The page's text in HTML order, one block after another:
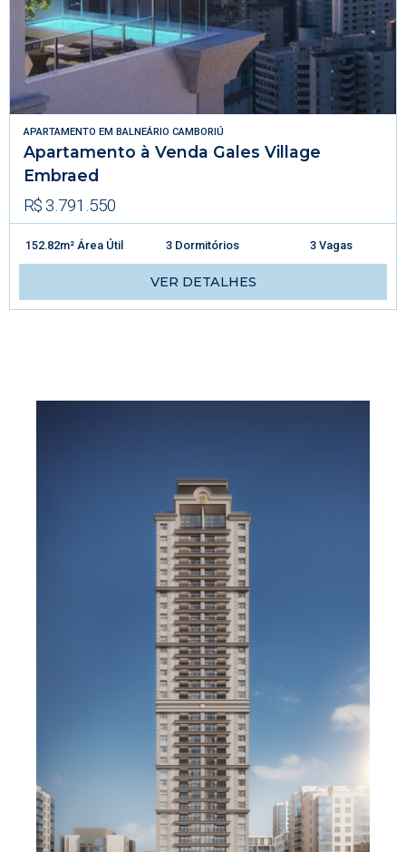
APARTAMENTO EM BALNEÁRIO CAMBORIÚ
Apartamento à Venda Gales Village
Embraed
R$ 3.791.550
152.82m² Área Útil 3 Dormitórios 3 Vagas
VER DETALHES